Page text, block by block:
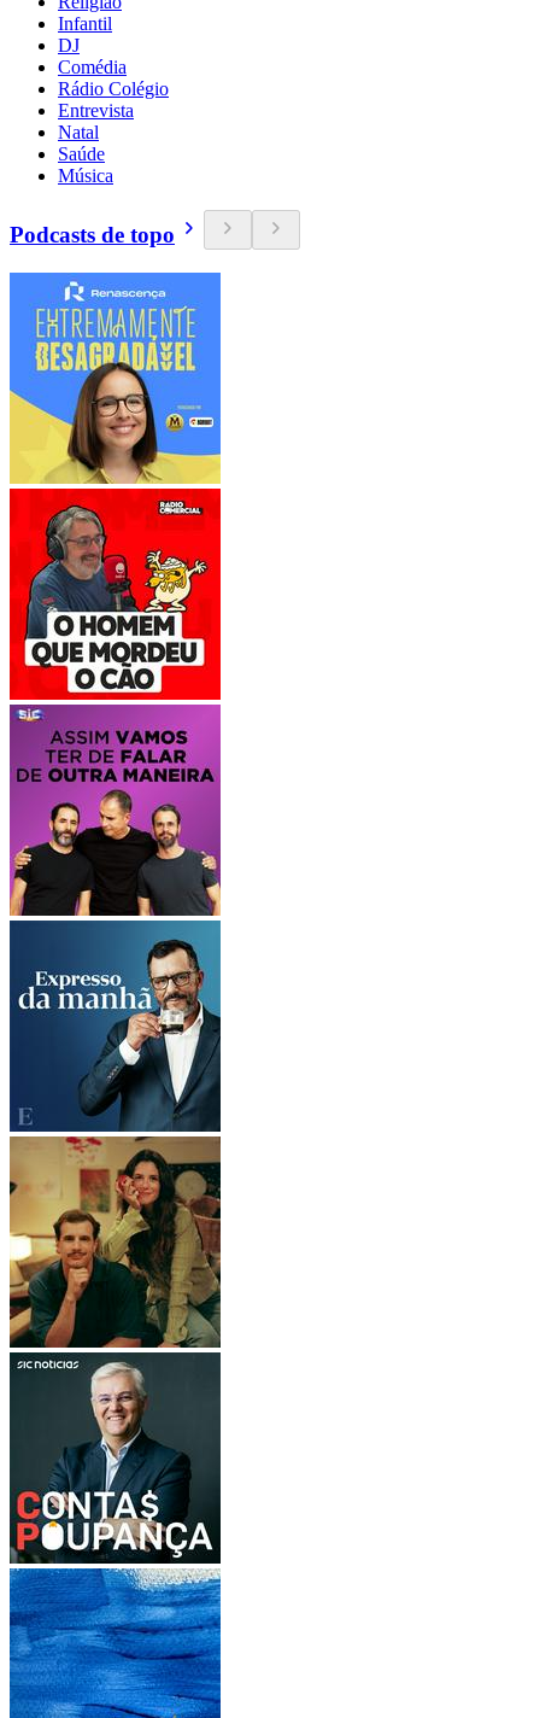
Infantil
DJ
Comédia
Rádio Colégio
Entrevista
Natal
Saúde
Música
Podcasts de topo